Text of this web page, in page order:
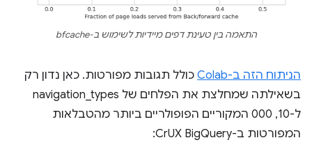
התאמה בין טעינת דפים מיידיות לשימוש ב-bfcache
הניתוח הזה ב-Colab
כולל תגובות מפורטות. כאן נדון רק
בשאילתה שמחלצת את הפלחים של navigation_types
ל-10, 000 המקוריים הפופולריים ביותר מהטבלאות
המפורטות ב-CrUX BigQuery: